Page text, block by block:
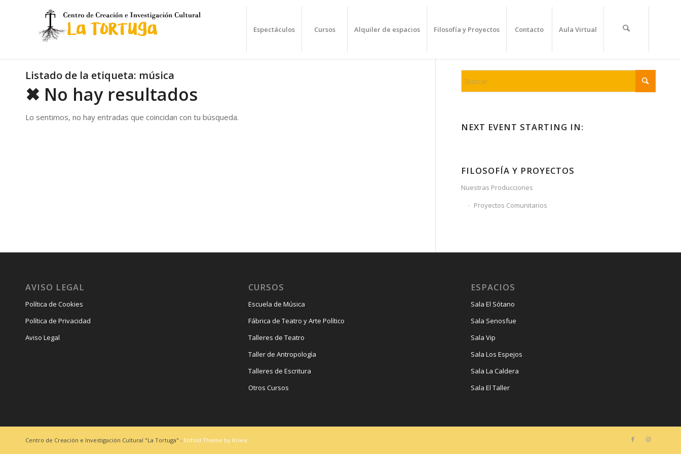
Espectáculos Cursos Alquiler de espacios Filosofía y Proyectos Contacto Aula Virtual
Listado de la etiqueta: música
✖ No hay resultados
Lo sentimos, no hay entradas que coincidan con tu búsqueda.
NEXT EVENT STARTING IN:
FILOSOFÍA Y PROYECTOS
Nuestras Producciones
Proyectos Comunitarios
AVISO LEGAL
Política de Cookies
Política de Privacidad
Aviso Legal
CURSOS
Escuela de Música
Fábrica de Teatro y Arte Político
Talleres de Teatro
Taller de Antropología
Talleres de Escritura
Otros Cursos
ESPACIOS
Sala El Sótano
Sala Senosfue
Sala Vip
Sala Los Espejos
Sala La Caldera
Sala El Taller
Centro de Creación e Investigación Cultural "La Tortuga" - Enfold Theme by Kriesi